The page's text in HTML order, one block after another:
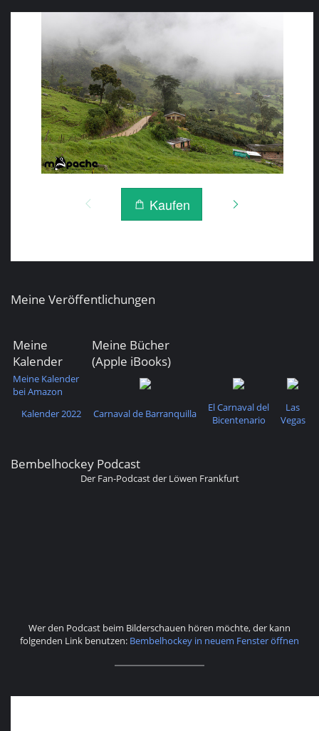
Meine Veröffentlichungen
Meine
Kalender
Meine Bücher
(Apple iBooks)
Meine Kalender
bei Amazon
Kalender 2022
Carnaval de Barranquilla
El Carnaval del
Bicentenario
Las
Vegas
Bembelhockey Podcast
Der Fan-Podcast der Löwen Frankfurt
Wer den Podcast beim Bilderschauen hören möchte, der kann
folgenden Link benutzen: Bembelhockey in neuem Fenster öffnen